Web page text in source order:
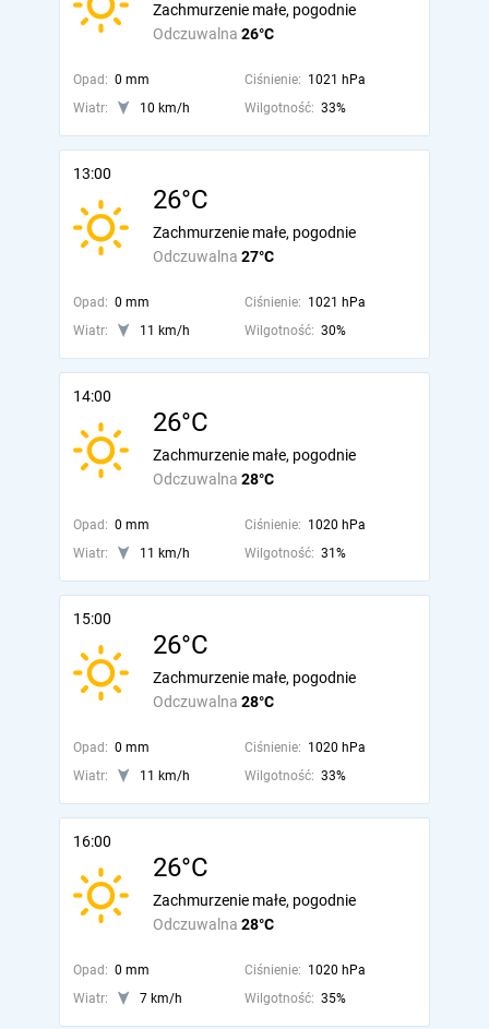
Odczuwalna 26°C
Zachmurzenie małe, pogodnie
Opad: 0 mm Ciśnienie: 1021 hPa
Wiatr:
10 km/h Wilgotność: 33%
13:00
26°C
Odczuwalna 27°C
Zachmurzenie małe, pogodnie
Opad: 0 mm Ciśnienie: 1021 hPa
Wiatr:
11 km/h Wilgotność: 30%
14:00
26°C
Odczuwalna 28°C
Zachmurzenie małe, pogodnie
Opad: 0 mm Ciśnienie: 1020 hPa
Wiatr:
11 km/h Wilgotność: 31%
15:00
26°C
Odczuwalna 28°C
Zachmurzenie małe, pogodnie
Opad: 0 mm Ciśnienie: 1020 hPa
Wiatr:
11 km/h Wilgotność: 33%
16:00
26°C
Odczuwalna 28°C
Zachmurzenie małe, pogodnie
Opad: 0 mm Ciśnienie: 1020 hPa
Wiatr:
7 km/h Wilgotność: 35%